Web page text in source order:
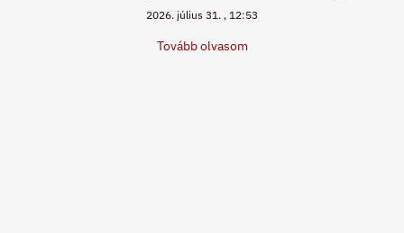
2026. július 31. 12:53
Tovább olvasom